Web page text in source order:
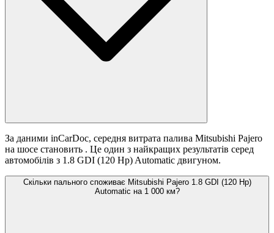
За даними inCarDoc, середня витрата палива Mitsubishi Pajero
на шосе становить . Це один з найкращих результатів серед
автомобілів з 1.8 GDI (120 Hp) Automatic двигуном.
Скільки пального споживає Mitsubishi Pajero 1.8 GDI (120 Hp)
Automatic на 1 000 км?